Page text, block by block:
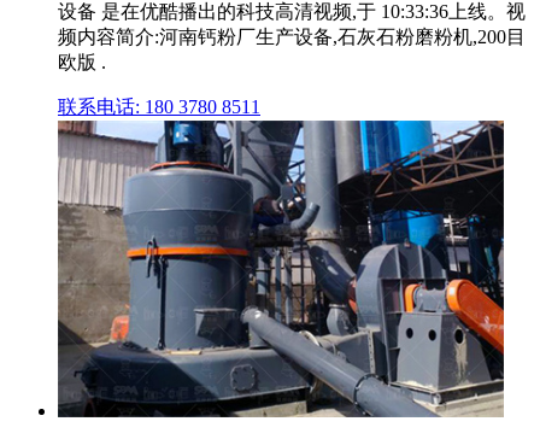
设备 是在优酷播出的科技高清视频,于 10:33:36上线。视
频内容简介:河南钙粉厂生产设备,石灰石粉磨粉机,200目
欧版 .
联系电话: 180 3780 8511